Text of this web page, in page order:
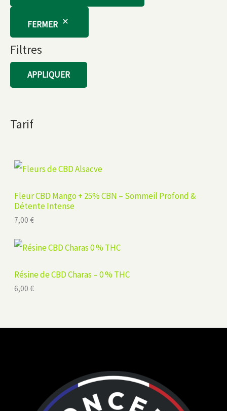
FERMER
Filtres
APPLIQUER
Tarif
Fleur CBD Mango + 25% CBN – Sommeil Profond &
Détente Intense
7,00 €
Résine de CBD Charas – 0 % THC
6,00 €